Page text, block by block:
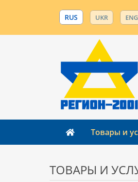
RUS UKR ENG
Товары и
ТОВАРЫ И